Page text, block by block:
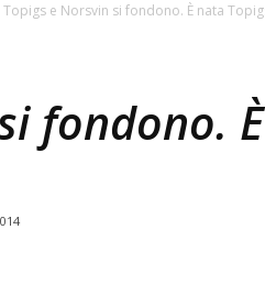
Topigs e Norsvin si fondono. È nata
fondono.